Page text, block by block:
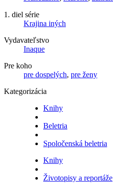
1. diel série
Krajina iných
Vydavateľstvo
Inaque
Pre koho
pre dospelých, pre ženy
Kategorizácia
Knihy
Beletria
Spoločenská beletria
Knihy
Životopisy a reportáže